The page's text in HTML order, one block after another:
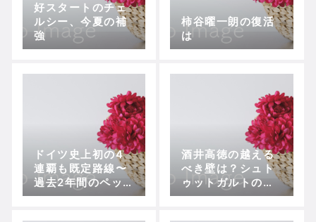
好スタートのチェ
ルシー、今夏の補
強
柿谷曜一朗の復活
は
ドイツ史上初の4
連覇も既定路線〜
過去2年間のペッ
プ・バイエルンの
酒井高徳の越える
べき壁は？シュト
ゥットガルトの現
状と未来